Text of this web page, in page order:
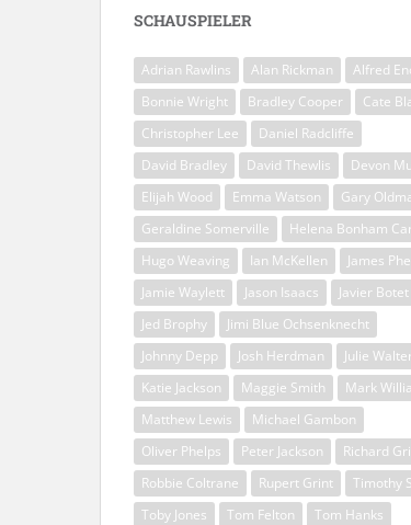
SCHAUSPIELER
Adrian Rawlins Alan Rickman
Alfred
Bonnie Wright
Bradley Cooper
Cate
Christopher Lee
Daniel Radcliffe
David Bradley
David Thewlis
Devon
Elijah Wood
Emma Watson
Gary
Geraldine Somerville
Helena Bonham
Hugo Weaving
Ian McKellen
James
Jamie Waylett
Jason Isaacs
Javier Botet
Jed Brophy
Jimi Blue Ochsenknecht
Johnny Depp
Josh Herdman
Julie
Katie Jackson
Maggie Smith
Mark
Matthew Lewis
Michael Gambon
Oliver Phelps
Peter Jackson
Richard
Robbie Coltrane
Rupert Grint
Timothy
Toby Jones
Tom Felton
Tom Hanks